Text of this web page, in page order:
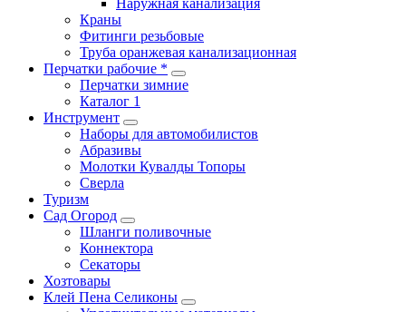
Краны
Фитинги резьбовые
Труба оранжевая канализационная
Перчатки рабочие *
Перчатки зимние
Каталог 1
Инструмент
Наборы для автомобилистов
Абразивы
Молотки Кувалды Топоры
Сверла
Туризм
Сад Огород
Шланги поливочные
Коннектора
Секаторы
Хозтовары
Клей Пена Селиконы